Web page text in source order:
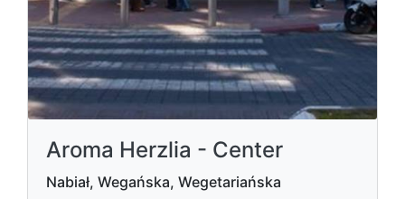
Aroma Herzlia - Center
Nabiał, Wegańska, Wegetariańska